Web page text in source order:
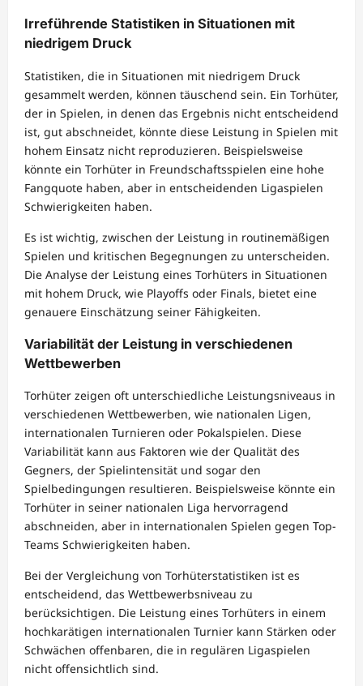
Irreführende Statistiken in Situationen mit
niedrigem Druck
Statistiken, die in Situationen mit niedrigem Druck
gesammelt werden, können täuschend sein. Ein Torhüter,
der in Spielen, in denen das Ergebnis nicht entscheidend
ist, gut abschneidet, könnte diese Leistung in Spielen mit
hohem Einsatz nicht reproduzieren. Beispielsweise
könnte ein Torhüter in Freundschaftsspielen eine hohe
Fangquote haben, aber in entscheidenden Ligaspielen
Schwierigkeiten haben.
Es ist wichtig, zwischen der Leistung in routinemäßigen
Spielen und kritischen Begegnungen zu unterscheiden.
Die Analyse der Leistung eines Torhüters in Situationen
mit hohem Druck, wie Playoffs oder Finals, bietet eine
genauere Einschätzung seiner Fähigkeiten.
Variabilität der Leistung in verschiedenen
Wettbewerben
Torhüter zeigen oft unterschiedliche Leistungsniveaus in
verschiedenen Wettbewerben, wie nationalen Ligen,
internationalen Turnieren oder Pokalspielen. Diese
Variabilität kann aus Faktoren wie der Qualität des
Gegners, der Spielintensität und sogar den
Spielbedingungen resultieren. Beispielsweise könnte ein
Torhüter in seiner nationalen Liga hervorragend
abschneiden, aber in internationalen Spielen gegen Top-
Teams Schwierigkeiten haben.
Bei der Vergleichung von Torhüterstatistiken ist es
entscheidend, das Wettbewerbsniveau zu
berücksichtigen. Die Leistung eines Torhüters in einem
hochkarätigen internationalen Turnier kann Stärken oder
Schwächen offenbaren, die in regulären Ligaspielen
nicht offensichtlich sind.